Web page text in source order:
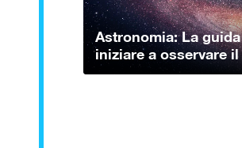
Astronomia: La
iniziare a osservare